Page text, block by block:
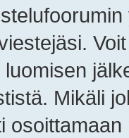
luomisen
Mikäli